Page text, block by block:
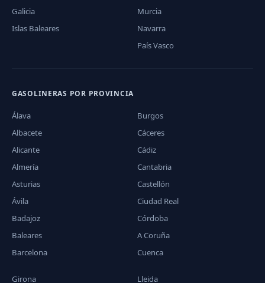
Galicia
Islas Baleares
Murcia
Navarra
País Vasco
GASOLINERAS POR PROVINCIA
Álava
Albacete
Alicante
Almería
Asturias
Ávila
Badajoz
Baleares
Barcelona
Burgos
Cáceres
Cádiz
Cantabria
Castellón
Ciudad Real
Córdoba
A Coruña
Cuenca
Girona
Lleida